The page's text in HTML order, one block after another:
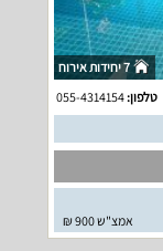
7 יחידות אירוח
טלפון:055-4314154
אמצ"ש 900 ₪